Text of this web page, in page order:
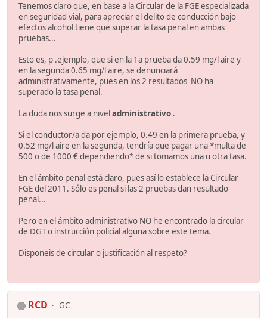
Tenemos claro que, en base a la Circular de la FGE especializada
en seguridad vial, para apreciar el delito de conducción bajo
efectos alcohol tiene que superar la tasa penal en ambas
pruebas...
Esto es, p .ejemplo, que si en la 1a prueba da 0.59 mg/l aire y
en la segunda 0.65 mg/l aire, se denunciará
administrativamente, pues en los 2 resultados NO ha
superado la tasa penal.
La duda nos surge a niveladministrativo .
Si el conductor/a da por ejemplo, 0.49 en la primera prueba, y
0.52 mg/l aire en la segunda, tendría que pagar una *multa de
500 o de 1000 € dependiendo* de si tomamos una u otra tasa.
En el ámbito penal está claro, pues así lo establece la Circular
FGE del 2011. Sólo es penal si las 2 pruebas dan resultado
penal...
Pero en el ámbito administrativo NO he encontrado la circular
de DGT o instrucción policial alguna sobre este tema.
Disponeis de circular o justificación al respeto?
RCD
GC